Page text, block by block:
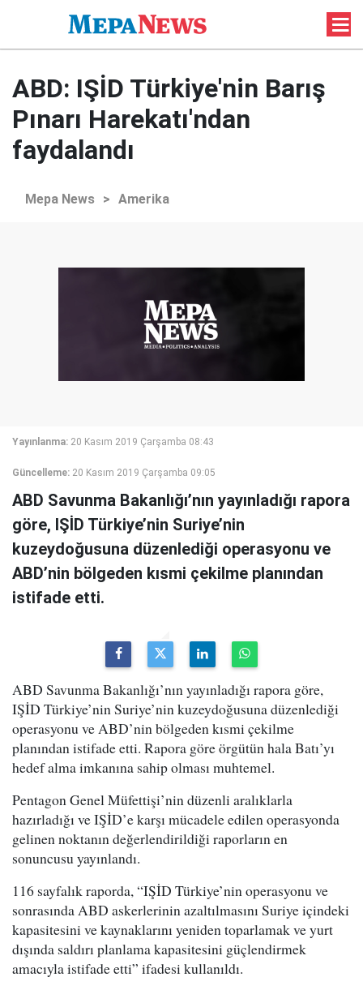
ABD: IŞİD Türkiye'nin Barış
Pınarı Harekatı'ndan
faydalandı
Mepa News > Amerika
Yayınlanma: 20 Kasım 2019 Çarşamba 08:43
Güncelleme: 20 Kasım 2019 Çarşamba 09:05
ABD Savunma Bakanlığı’nın yayınladığı rapora
göre, IŞİD Türkiye’nin Suriye’nin
kuzeydoğusuna düzenlediği operasyonu ve
ABD’nin bölgeden kısmi çekilme planından
istifade etti.
ABD Savunma Bakanlığı’nın yayınladığı rapora göre,
IŞİD Türkiye’nin Suriye’nin kuzeydoğusuna düzenlediği
operasyonu ve ABD’nin bölgeden kısmi çekilme
planından istifade etti. Rapora göre örgütün hala Batı’yı
hedef alma imkanına sahip olması muhtemel.
Pentagon Genel Müfettişi’nin düzenli aralıklarla
hazırladığı ve IŞİD’e karşı mücadele edilen operasyonda
gelinen noktanın değerlendirildiği raporların en
sonuncusu yayınlandı.
116 sayfalık raporda, “IŞİD Türkiye’nin operasyonu ve
sonrasında ABD askerlerinin azaltılmasını Suriye içindeki
kapasitesini ve kaynaklarını yeniden toparlamak ve yurt
dışında saldırı planlama kapasitesini güçlendirmek
amacıyla istifade etti” ifadesi kullanıldı.